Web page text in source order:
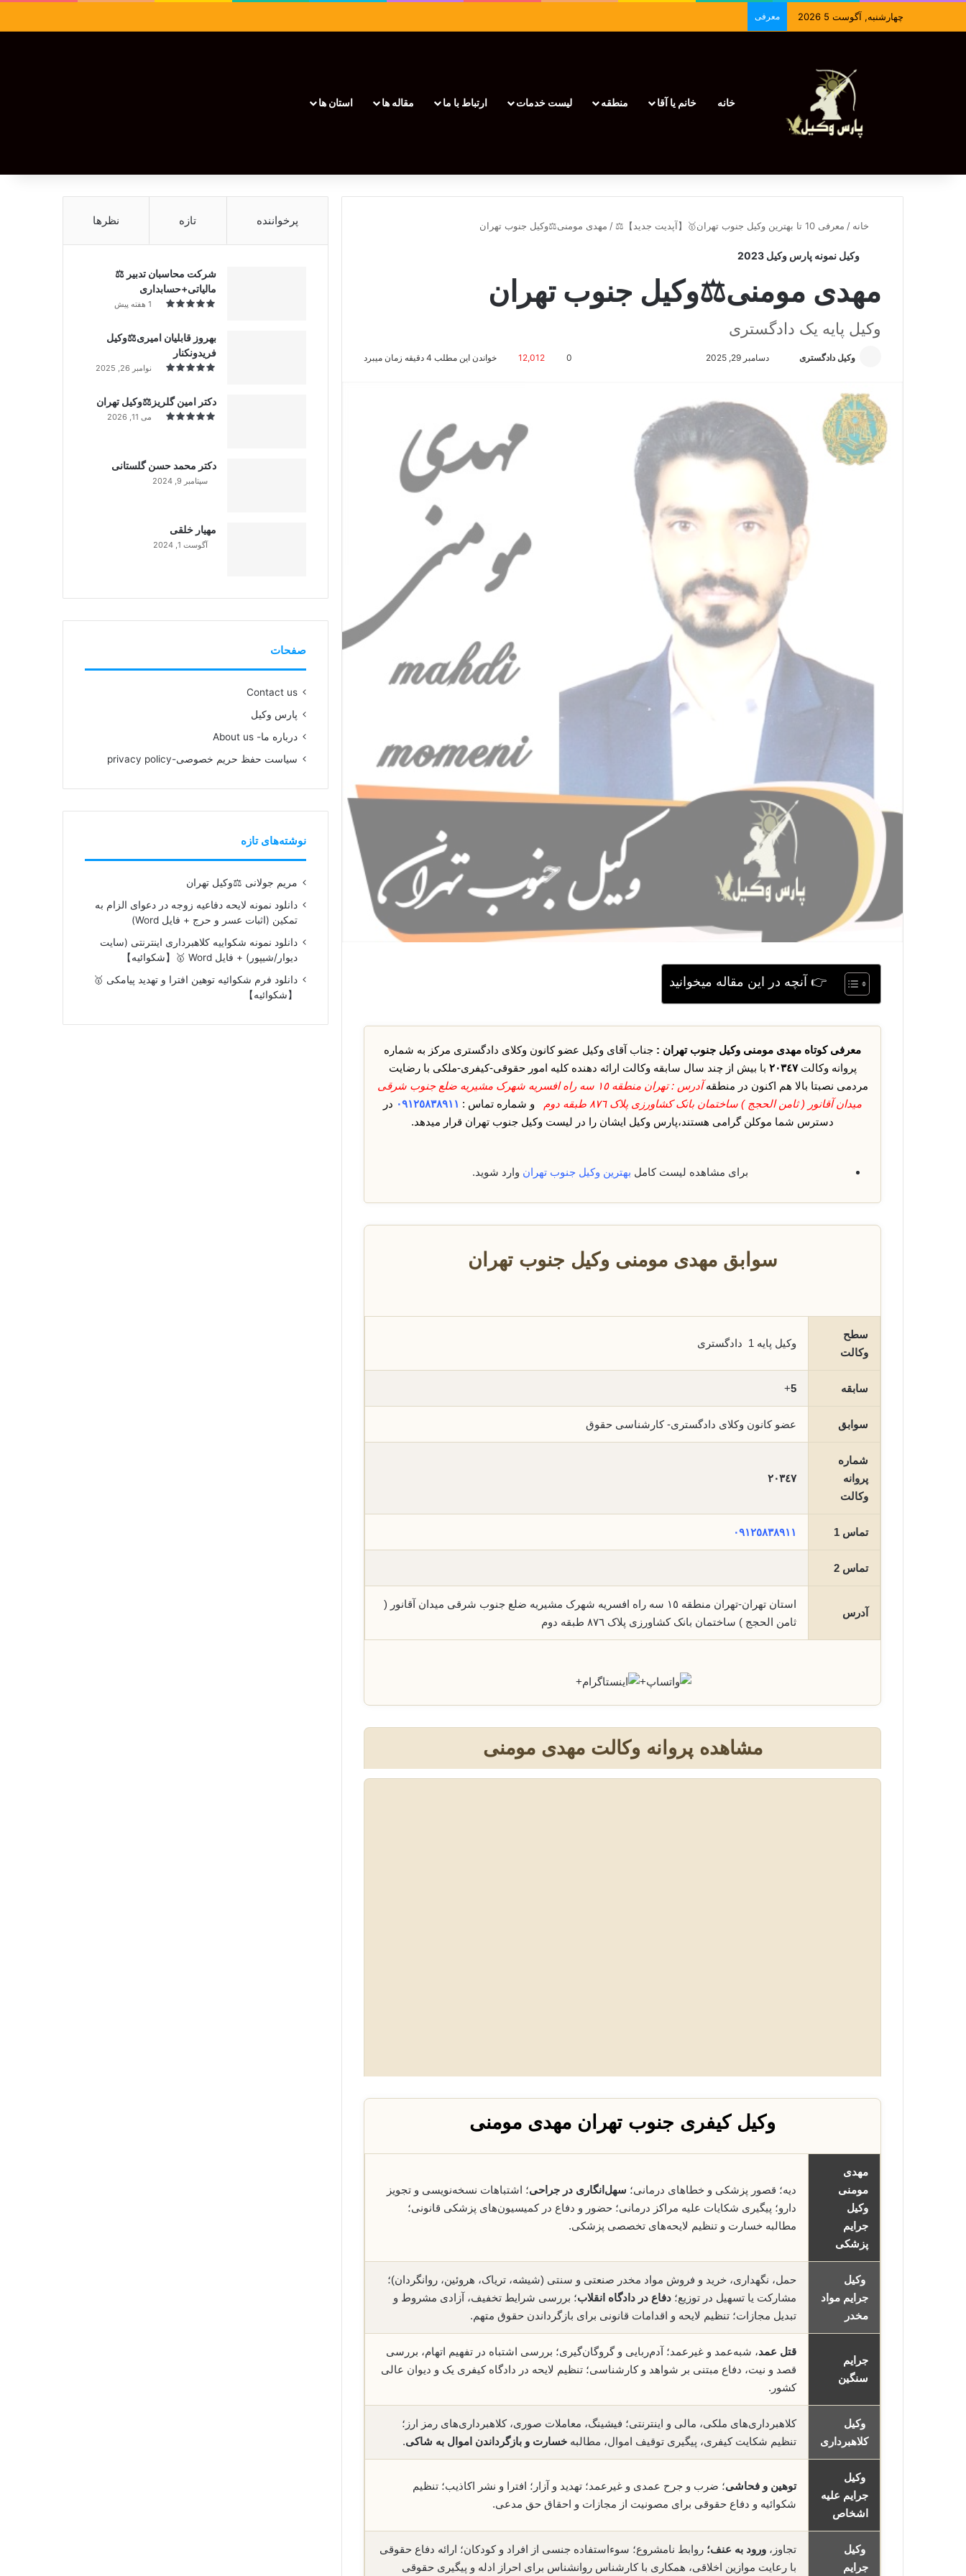
چهارشنبه, آگوست 5 2026 معرفی
خانه خانم یا آقا منطقه لیست خدمات ارتباط با ما مقاله ها استان ها
خانه / معرفی 10 تا بهترین وکیل جنوب تهران🥇【آپدیت جدید】⚖️ / مهدی مومنی⚖️وکیل جنوب تهران
وکیل نمونه پارس وکیل 2023
مهدی مومنی⚖️وکیل جنوب تهران
وکیل پایه یک دادگستری
وکیل دادگستری
ل
ل
دسامبر 29, 2025 0
12,012 خواندن این مطلب 4 دقیقه زمان میبرد
👉 آنچه در این مقاله میخوانید
معرفی کوتاه مهدی مومنی وکیل جنوب تهران : جناب آقای وکیل عضو کانون وکلای دادگستری مرکز به شماره
پروانه وکالت٢٠٣٤٧ با بیش از چند سال سابقه وکالت ارائه دهنده کلیه امور حقوقی-کیفری-ملکی با رضایت
مردمی نصبتا بالا هم اکنون در منطقه
آدرس : تهران منطقه ١٥ سه راه افسریه شهرک مشیریه ضلع جنوب شرقی
میدان آقانور ( ثامن الحجج ) ساختمان بانک کشاورزی پلاک ٨٧٦ طبقه دوم
و شماره تماس : ٠٩١٢٥٨٣٨٩١١ در
دسترس شما موکلن گرامی هستند،پارس وکیل ایشان را در لیست وکیل جنوب تهران قرار میدهد.
برای مشاهده لیست کامل بهترین وکیل جنوب تهران وارد شوید.
سوابق مهدی مومنی وکیل جنوب تهران
سطح
وکالت
وکیل پایه 1 دادگستری
سابقه 5
+
سوابق عضو کانون وکلای دادگستری- کارشناسی حقوق
شماره
پروانه
وکالت
٢٠٣٤٧
تماس 1 ٠٩١٢٥٨٣٨٩١١
تماس 2
آدرس
استان تهران-تهران منطقه ١٥ سه راه افسریه شهرک مشیریه ضلع جنوب شرقی میدان آقانور (
ثامن الحجج ) ساختمان بانک کشاورزی پلاک ٨٧٦ طبقه دوم
+
+
مشاهده پروانه وکالت مهدی مومنی
وکیل کیفری جنوب تهران مهدی مومنی
مهدی
مومنی
وکیل
جرایم
پزشکی
دیه؛ قصور پزشکی و خطاهای درمانی؛ سهل‌انگاری در جراحی؛ اشتباهات نسخه‌نویسی و تجویز
دارو؛ پیگیری شکایات علیه مراکز درمانی؛ حضور و دفاع در کمیسیون‌های پزشکی قانونی؛
مطالبه خسارت و تنظیم لایحه‌های تخصصی پزشکی.
وکیل
جرایم مواد
مخدر
حمل، نگهداری، خرید و فروش مواد مخدر صنعتی و سنتی (شیشه، تریاک، هروئین، روانگردان)؛
مشارکت یا تسهیل در توزیع؛ دفاع در دادگاه انقلاب؛ بررسی شرایط تخفیف، آزادی مشروط و
تبدیل مجازات؛ تنظیم لایحه و اقدامات قانونی برای بازگرداندن حقوق متهم.
جرایم
سنگین
قتل عمد، شبه‌عمد و غیرعمد؛ آدم‌ربایی و گروگان‌گیری؛ بررسی اشتباه در تفهیم اتهام، بررسی
قصد و نیت، دفاع مبتنی بر شواهد و کارشناسی؛ تنظیم لایحه در دادگاه کیفری یک و دیوان عالی
کشور.
وکیل
کلاهبرداری
کلاهبرداری‌های ملکی، مالی و اینترنتی؛ فیشینگ، معاملات صوری، کلاهبرداری‌های رمز ارز؛
تنظیم شکایت کیفری، پیگیری توقیف اموال، مطالبه خسارت و بازگرداندن اموال به شاکی.
وکیل
جرایم علیه
اشخاص
توهین و فحاشی؛ ضرب و جرح عمدی و غیرعمد؛ تهدید و آزار؛ افترا و نشر اکاذیب؛ تنظیم
شکوائیه و دفاع حقوقی برای مصونیت از مجازات و احقاق حق مدعی.
وکیل
جرایم
تجاوز، ورود به عنف؛ روابط نامشروع؛ سوءاستفاده جنسی از افراد و کودکان؛ ارائه دفاع حقوقی
با رعایت موازین اخلاقی، همکاری با کارشناس روانشناس برای احراز ادله و پیگیری حقوقی
پرخواننده تازه نظرها
شرکت محاسبان تدبیر ⚖️
مالیاتی+حسابداری
1 هفته پیش
بهروز قابلیان امیری⚖️وکیل
فریدونکنار
نوامبر 26, 2025
دکتر امین گلریز⚖️وکیل تهران
می 11, 2026
دکتر محمد حسن گلستانی
سپتامبر 9, 2024
مهیار خلقی
آگوست 1, 2024
صفحات
Contact us
پارس وکیل
درباره ما- About us
سیاست حفظ حریم خصوصی-privacy policy
نوشته‌های تازه
مریم جولانی ⚖️وکیل تهران
دانلود نمونه لایحه دفاعیه زوجه در دعوای الزام به
تمکین (اثبات عسر و حرج + فایل Word)
دانلود نمونه شکواییه کلاهبرداری اینترنتی (سایت
دیوار/شیپور) + فایل Word 🥇【شکوائیه】
دانلود فرم شکوائیه توهین افترا و تهدید پیامکی 🥇
【شکوائیه】